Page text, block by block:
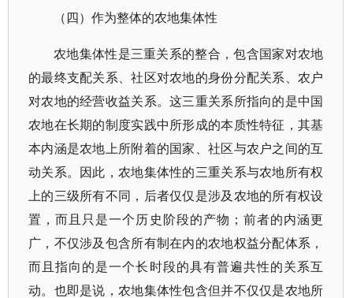
（四）作为整体的农地集体性
农地集体性是三重关系的整合，包含国家对农地
的最终支配关系、社区对农地的身份分配关系、农户
对农地的经营收益关系。这三重关系所指向的是中国
农地在长期的制度实践中所形成的本质性特征，其基
本内涵是农地上所附着的国家、社区与农户之间的互
动关系。因此，农地集体性的三重关系与农地所有权
上的三级所有不同，后者仅仅是涉及农地的所有权设
置，而且只是一个历史阶段的产物；前者的内涵更
广，不仅涉及包含所有制在内的农地权益分配体系，
而且指向的是一个长时段的具有普遍共性的关系互
动。也即是说，农地集体性包含但并不仅仅是农地所